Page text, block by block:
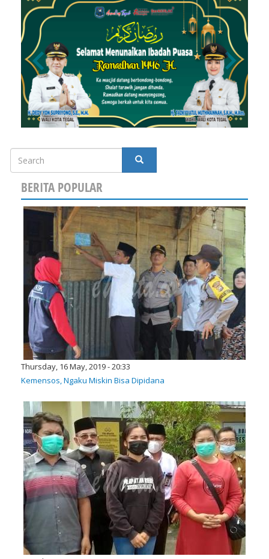
Search
SEARCH
BERITA POPULAR
Thursday, 16 May, 2019 - 20:33
Kemensos, Ngaku Miskin Bisa Dipidana